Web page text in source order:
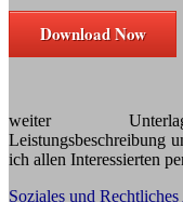
Download Now
weiter
Leistungsbeschreibung
ich allen Interessierten
Soziales und Rechtliches